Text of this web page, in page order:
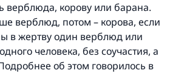
верблюда, корову или барана.
верблюд, потом – корова, если
в жертву один верблюд или
человека, без соучастия, а
об этом говорилось в